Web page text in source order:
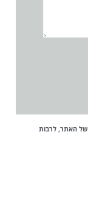
של האתר, לרבות